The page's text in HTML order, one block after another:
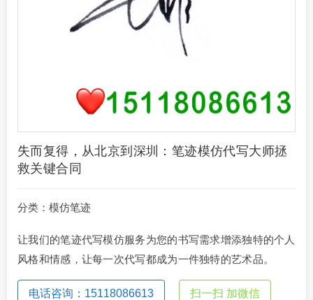
失而复得，从北京到深圳：笔迹模仿代写大师拯
救关键合同
分类： 模仿笔迹
让我们的笔迹代写模仿服务为您的书写需求增添独特的个人
风格和情感，让每一次代写都成为一件独特的艺术品。
电话咨询：15118086613 扫一扫 加微信